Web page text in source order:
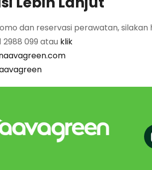
dan reservasi perawatan, silakan
2988 099 atau klik